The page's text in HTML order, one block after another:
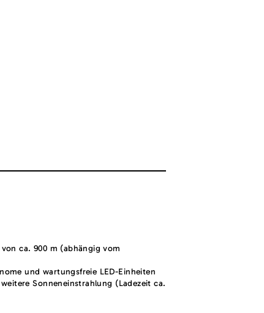
ca. 900 m (abhängig vom
und wartungsfreie LED-Einheiten
Sonneneinstrahlung (Ladezeit ca.